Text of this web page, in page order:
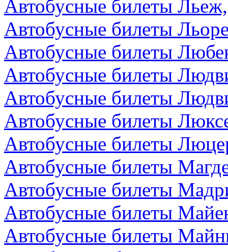
Автобусные билеты
Автобусные билеты
Автобусные билеты
Автобусные билеты
Автобусные билеты
Автобусные билеты
Автобусные билеты
Автобусные билеты
Автобусные билеты
Автобусные билеты
Автобусные билеты